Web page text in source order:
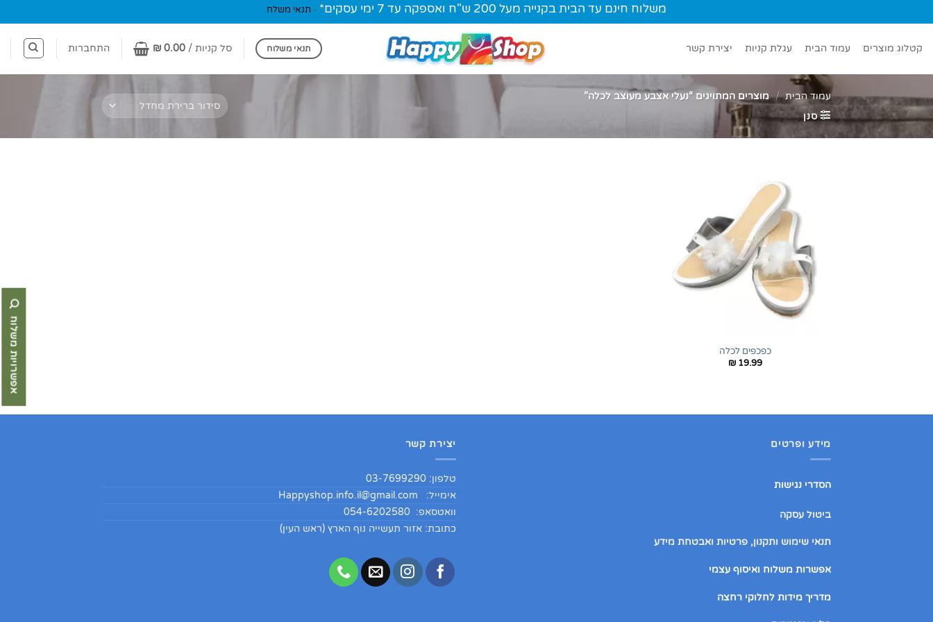
to
משלוח חינם עד הבית בקנייה מעל 200 ש"ח ואספקה עד 7 ימי עסקים* - תנאי משלח
קטלוג מוצרים עמוד הבית עגלת קניות יצירת קשר תנאי משלוח סל קניות / ₪ 0.00 התחברות
עמוד הבית / מוצרים המתויגים “נעלי אצבע מעוצב לכלה”
סנן
כפכפים לכלה
₪ 19.99
מידע ופרטים
הסדרי נגישות
ביטול עסקה
תנאי שימוש ותקנון, פרטיות ואבטחת מידע
אפשרות משלוח ואיסוף עצמי
מדריך מידות לחלוקי רחצה
יצירת קשר
טלפון: 03-7699290
אימייל: Happyshop.info.il@gmail.com
וואטסאפ: 054-6202580
כתובת: אזור תעשייה נוף הארץ (ראש העין)
אפשרויות משלוח